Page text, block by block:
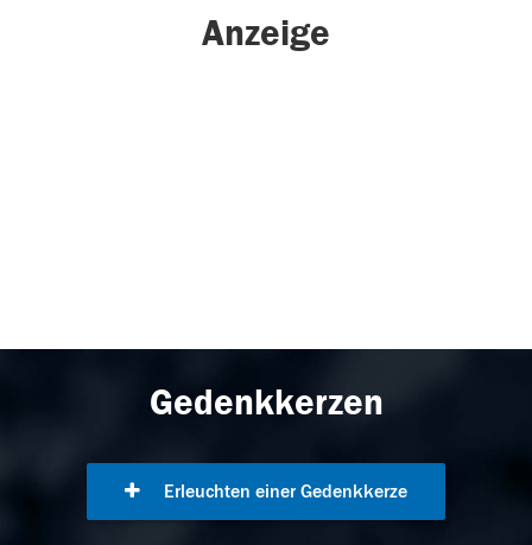
Anzeige
Gedenkkerzen
Erleuchten einer Gedenkkerze